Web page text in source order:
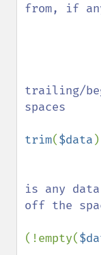
from, if
trailing/
spaces
trim($data
is any
off the
(!empty(